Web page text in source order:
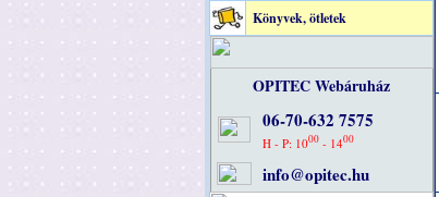
Könyvek, ötletek
OPITEC Webáruház
06-70-632 7575
H - P: 1000- 1400
info@opitec.hu